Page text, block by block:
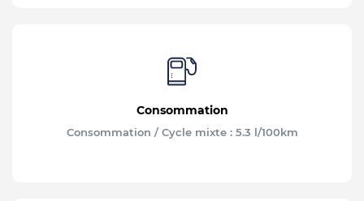
Consommation
Consommation / Cycle mixte : 5.3 l/100km